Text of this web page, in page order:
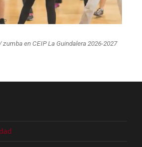
en CEIP La Guindalera 2026-2027